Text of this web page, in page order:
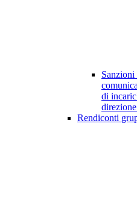
Sanzioni
di
Rendiconti